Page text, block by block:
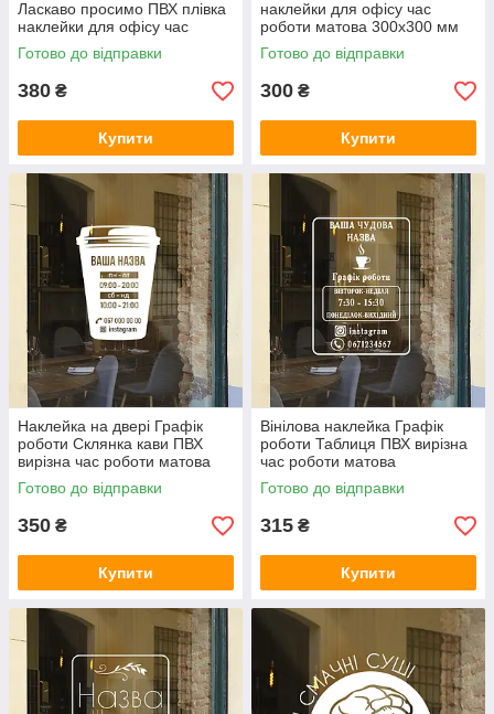
Ласкаво просимо ПВХ плівка
наклейки для офісу час
роботи матова 370х360 мм
Готово до відправки
380 ₴
Купити
наклейки для офісу час
роботи матова 300х300 мм
Готово до відправки
300 ₴
Купити
Наклейка на двері Графік
роботи Склянка кави ПВХ
вирізна час роботи матова
300х405 мм
Готово до відправки
350 ₴
Купити
Вінілова наклейка Графік
роботи Таблиця ПВХ вирізна
час роботи матова
250х350 мм
Готово до відправки
315 ₴
Купити